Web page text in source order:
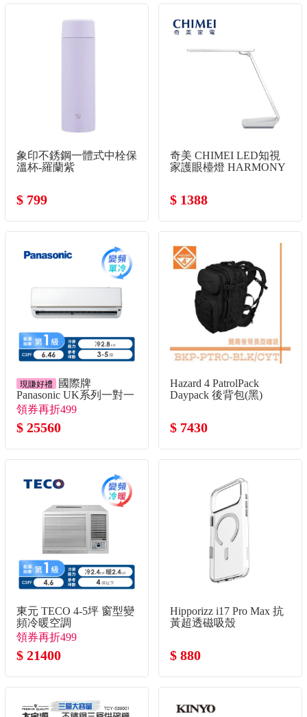
象印不銹鋼一體式中栓保
溫杯-羅蘭紫
$ 799
奇美 CHIMEI LED知視
家護眼檯燈 HARMONY
$ 1388
現賺好禮
國際牌
Panasonic UK系列一對一
變頻單冷空調
領券再折499
$ 25560
Hazard 4 PatrolPack
Daypack 後背包(黑)
$ 7430
東元 TECO 4-5坪 窗型變
頻冷暖空調
領券再折499
$ 21400
Hipporizz i17 Pro Max 抗
黃超透磁吸殼
$ 880